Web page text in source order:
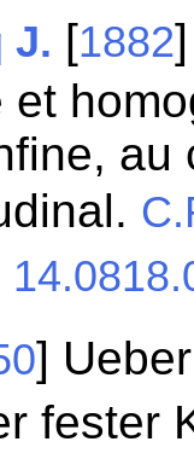
J. [1882
et
au
]
fester